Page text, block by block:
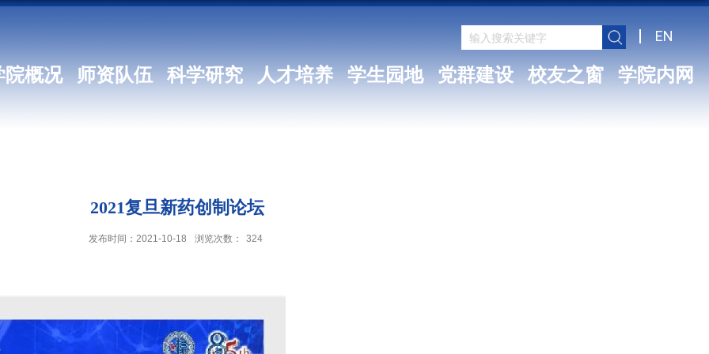
EN
院概况 师资队伍 科学研究 人才培养 学生园地 党群建设 校友之窗 学院内网
2021复旦新药创制论坛
发布时间：2021-10-18 浏览次数： 324